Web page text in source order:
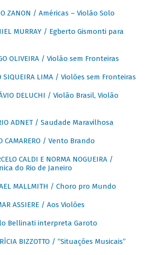
ZANON / Américas – Violão Solo
MURRAY / Egberto Gismonti para
OLIVEIRA / Violão sem Fronteiras
SIQUEIRA LIMA / Violões sem Fronteiras
DELUCHI / Violão Brasil, Violão
ADNET / Saudade Maravilhosa
CAMARERO / Vento Brando
CALDI E NORMA NOGUEIRA /
do Rio de Janeiro
MALLMITH / Choro pro Mundo
ASSIERE / Aos Violões
Bellinati interpreta Garoto
BIZZOTTO / “Situações Musicais”